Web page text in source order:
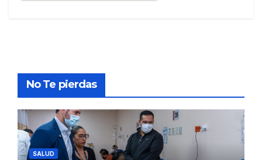
No Te pierdas
SALUD